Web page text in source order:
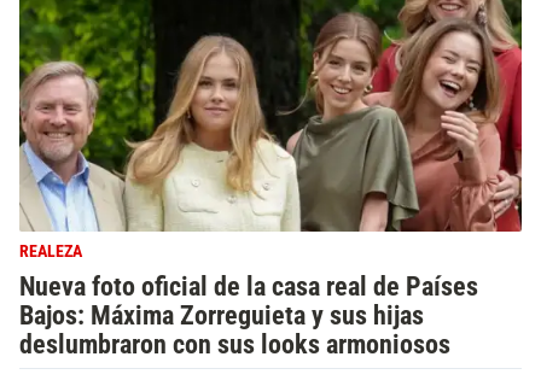
REALEZA
Nueva foto oficial de la casa real de Países
Bajos: Máxima Zorreguieta y sus hijas
deslumbraron con sus looks armoniosos